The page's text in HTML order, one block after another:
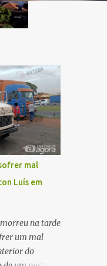
mal
Luís em
na tarde
um mal
do